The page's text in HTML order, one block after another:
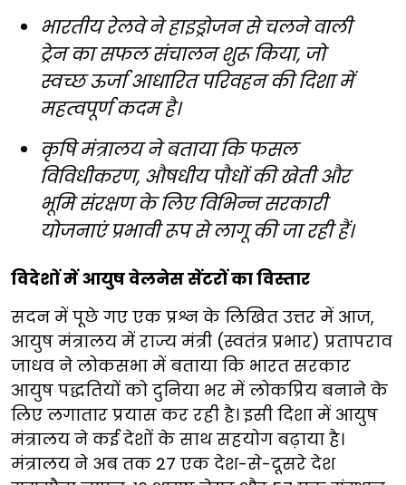
भारतीय रेलवे ने हाइड्रोजन से चलने वाली
ट्रेन का सफल संचालन शुरू किया, जो
स्वच्छ ऊर्जा आधारित परिवहन की दिशा में
महत्वपूर्ण कदम है।
कृषि मंत्रालय ने बताया कि फसल
विविधीकरण, औषधीय पौधों की खेती और
भूमि संरक्षण के लिए विभिन्न सरकारी
योजनाएं प्रभावी रूप से लागू की जा रही हैं।
विदेशों में आयुष वेलनेस सेंटरों का विस्तार
सदन में पूछे गए एक प्रश्न के लिखित उत्तर में आज,
आयुष मंत्रालय में राज्य मंत्री (स्वतंत्र प्रभार) प्रतापराव
जाधव ने लोकसभा में बताया कि भारत सरकार
आयुष पद्धतियों को दुनिया भर में लोकप्रिय बनाने के
लिए लगातार प्रयास कर रही है। इसी दिशा में आयुष
मंत्रालय ने कई देशों के साथ सहयोग बढ़ाया है।
मंत्रालय ने अब तक 27 एक देश-से-दूसरे देश